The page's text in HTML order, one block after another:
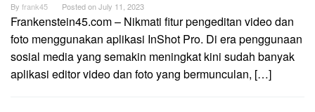
By frank45 Posted onJuly 11, 2023
Frankenstein45.com – Nikmati fitur pengeditan video dan
foto menggunakan aplikasi InShot Pro. Di era penggunaan
sosial media yang semakin meningkat kini sudah banyak
aplikasi editor video dan foto yang bermunculan, […]